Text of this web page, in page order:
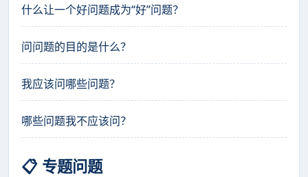
什么让一个好问题成为“好”问题？
问问题的目的是什么？
我应该问哪些问题？
哪些问题我不应该问？
📋 专题问题